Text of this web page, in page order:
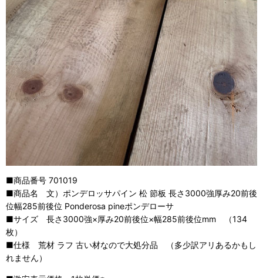
■商品番号 701019
■商品名 文）ポンデロッサパイン 松 節板 長さ3000強厚み20前後
位幅285前後位 Ponderosa pineポンデローサ
■サイズ 長さ3000強×厚み20前後位×幅285前後位mm （134
枚）
■仕様 荒材 ラフ 古い材なので大処分品 （多少訳アリあるかもし
れません）